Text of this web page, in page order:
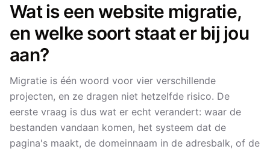
Wat is een website migratie,
en welke soort staat er bij jou
aan?
Migratie is één woord voor vier verschillende
projecten, en ze dragen niet hetzelfde risico. De
eerste vraag is dus wat er echt verandert: waar de
bestanden vandaan komen, het systeem dat de
pagina's maakt, de domeinnaam in de adresbalk, of de